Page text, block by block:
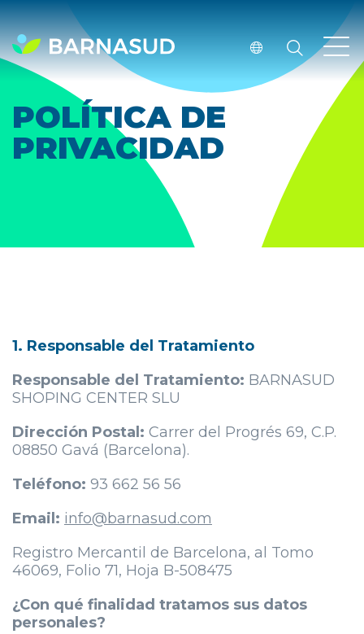
POLÍTICA DE
PRIVACIDAD
1. Responsable del Tratamiento
Responsable del Tratamiento: BARNASUD
SHOPING CENTER SLU
Dirección Postal: Carrer del Progrés 69, C.P.
08850 Gavá (Barcelona).
Teléfono: 93 662 56 56
Email: info@barnasud.com
Registro Mercantil de Barcelona, al Tomo
46069, Folio 71, Hoja B-508475
¿Con qué finalidad tratamos sus datos
personales?